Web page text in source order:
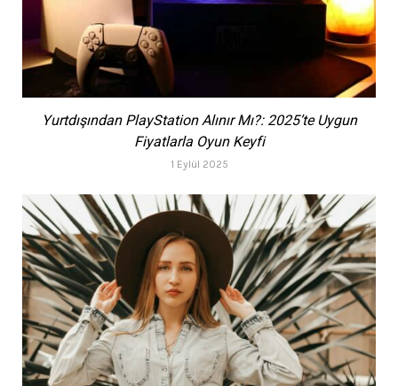
Yurtdışından PlayStation Alınır Mı?: 2025’te Uygun
Fiyatlarla Oyun Keyfi
1 Eylül 2025